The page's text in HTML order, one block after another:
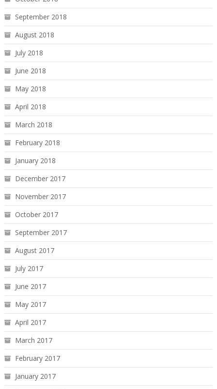
September 2018
August 2018
July 2018
June 2018
May 2018
April 2018
March 2018
February 2018
January 2018
December 2017
November 2017
October 2017
September 2017
August 2017
July 2017
June 2017
May 2017
April 2017
March 2017
February 2017
January 2017